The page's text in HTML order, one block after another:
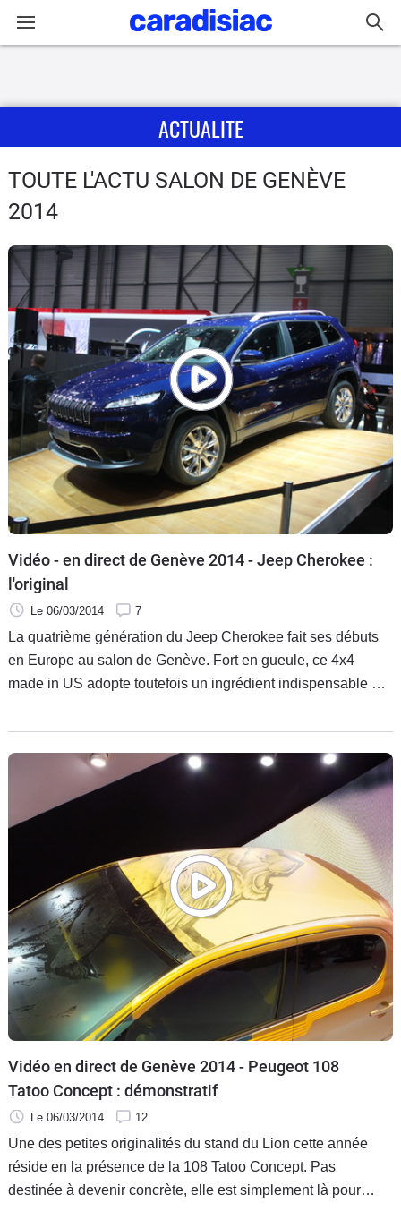
Actu
Essais
Guide
d'achat
Electriques
Utilitaires
Flottes
Auto
Services
Forum
Moto
Marques
ACTUALITE
TOUTE L'ACTU SALON DE GENÈVE
2014
Vidéo - en direct de Genève 2014 - Jeep Cherokee :
l'original
Le 06/03/2014 7
La quatrième génération du Jeep Cherokee fait ses débuts
en Europe au salon de Genève. Fort en gueule, ce 4x4
made in US adopte toutefois un ingrédient indispensable à
Vidéo en direct de Genève 2014 - Peugeot 108
Tatoo Concept : démonstratif
Le 06/03/2014 12
Une des petites originalités du stand du Lion cette année
réside en la présence de la 108 Tatoo Concept. Pas
destinée à devenir concrète, elle est simplement là pour